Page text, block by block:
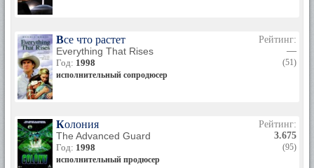
Все что растет
Everything That Rises
Год: 1998
исполнительный сопродюсер
Рейтинг:
—
(51)
Колония
The Advanced Guard
Год: 1998
исполнительный продюсер
Рейтинг:
3.675
(95)